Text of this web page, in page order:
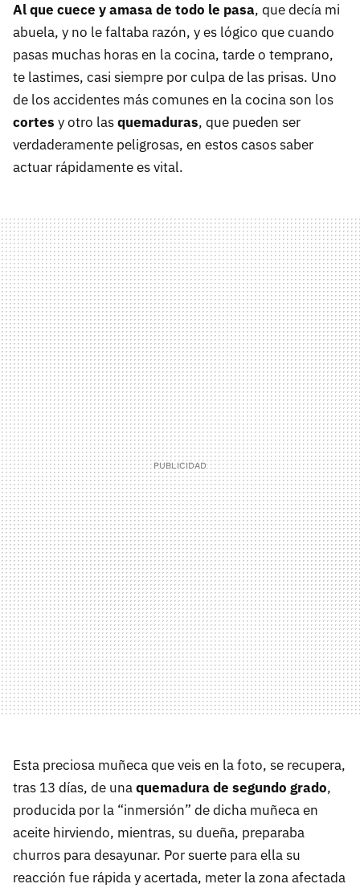
Al que cuece y amasa de todo le pasa, que decía mi
abuela, y no le faltaba razón, y es lógico que cuando
pasas muchas horas en la cocina, tarde o temprano,
te lastimes, casi siempre por culpa de las prisas. Uno
de los accidentes más comunes en la cocina son los
cortes y otro lasquemaduras, que pueden ser
verdaderamente peligrosas, en estos casos saber
actuar rápidamente es vital.
Esta preciosa muñeca que veis en la foto, se recupera,
tras 13 días, de unaquemadura de segundo grado,
producida por la “inmersión” de dicha muñeca en
aceite hirviendo, mientras, su dueña, preparaba
churros para desayunar. Por suerte para ella su
reacción fue rápida y acertada, meter la zona afectada